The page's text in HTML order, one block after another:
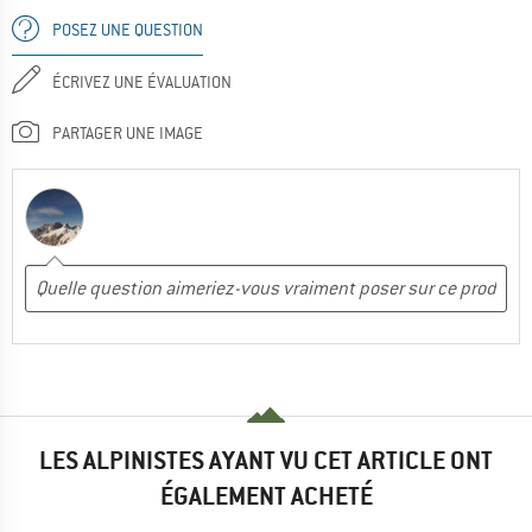
POSEZ UNE QUESTION
ÉCRIVEZ UNE ÉVALUATION
PARTAGER UNE IMAGE
LES ALPINISTES AYANT VU CET ARTICLE ONT
ÉGALEMENT ACHETÉ